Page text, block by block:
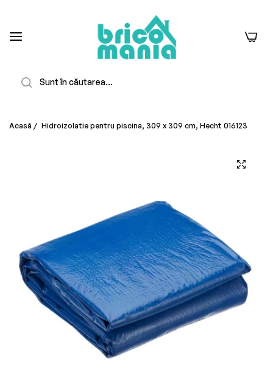
0
Acasă / Hidroizolatie pentru piscina, 309 x 309 cm, Hecht 016123